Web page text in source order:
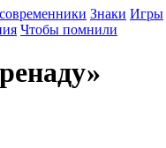
Знаки Игры
Чтобы помнили